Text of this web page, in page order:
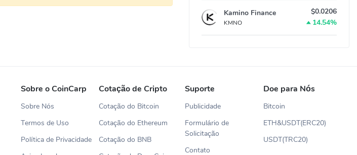
Kamino Finance
KMNO
$0.0206
14.54%
Sobre o CoinCarp
Sobre Nós
Termos de Uso
Política de Privacidade
Cotação de Cripto
Cotação do Bitcoin
Cotação do Ethereum
Cotação do BNB
Suporte
Publicidade
Formulário de
Solicitação
Contato
Doe para Nós
Bitcoin
ETH&USDT(ERC20)
USDT(TRC20)